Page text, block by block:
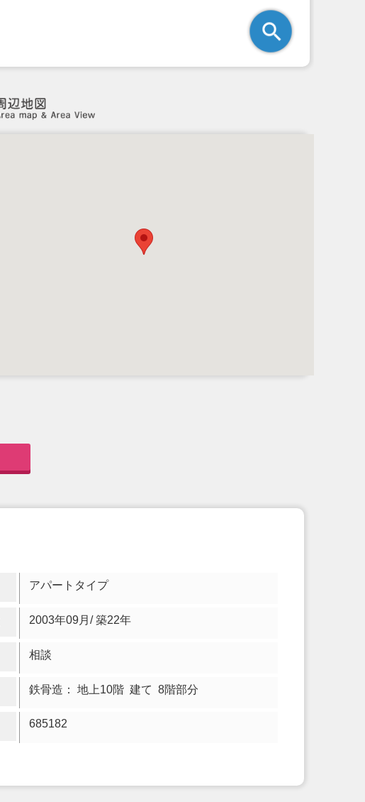
アパートタイプ
2003年09月/ 築22年
相談
鉄骨造： 地上10階 建て 8階部分
685182